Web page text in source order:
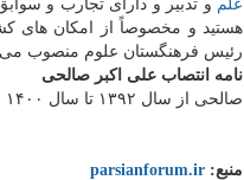
علم و تدبیر و دارای تجارب و
هستید و مخصوصاً از امکان های
رئیس فرهنگستان علوم منصوب
نامه انتصاب علی اکبر صالحی
صالحی از سال ۱۳۹۲ تا سال ۱۴۰۰ رئیس سازمان انرژی اتمی بوده است.
منبع: parsianforum.ir